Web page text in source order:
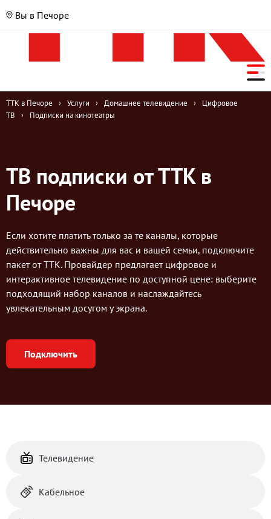
Вы в Печоре
ТТК в Печоре › Услуги › Домашнее телевидение ›
Цифровое
ТВ
› Подписки на кинотеатры
ТВ подписки от ТТК в
Печоре
Если хотите платить только за те каналы, которые
действительно важны для вас и вашей семьи, подключите
пакет от ТТК. Провайдер предлагает цифровое и
интерактивное телевидение по доступной цене: выберите
подходящий набор каналов и наслаждайтесь
увлекательным досугом у экрана.
Подключить
Телевидение
Кабельное